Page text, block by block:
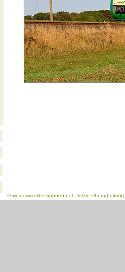
©westerwaelder-bahnen.net - letzte